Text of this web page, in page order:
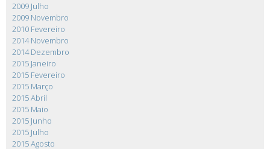
2009 Julho
2009 Novembro
2010 Fevereiro
2014 Novembro
2014 Dezembro
2015 Janeiro
2015 Fevereiro
2015 Março
2015 Abril
2015 Maio
2015 Junho
2015 Julho
2015 Agosto